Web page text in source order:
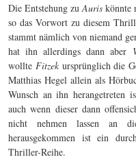
Die Entstehung zuAuris könnte
so das Vorwort zu diesem
stammt nämlich von niemand
hat ihn allerdings dann aber
wollte Fitzekursprünglich die
Matthias Hegel allein als
Wunsch an ihn herangetreten
auch wenn dieser dann
nicht nehmen lassen an
herausgekommen ist ein
Thriller-Reihe.